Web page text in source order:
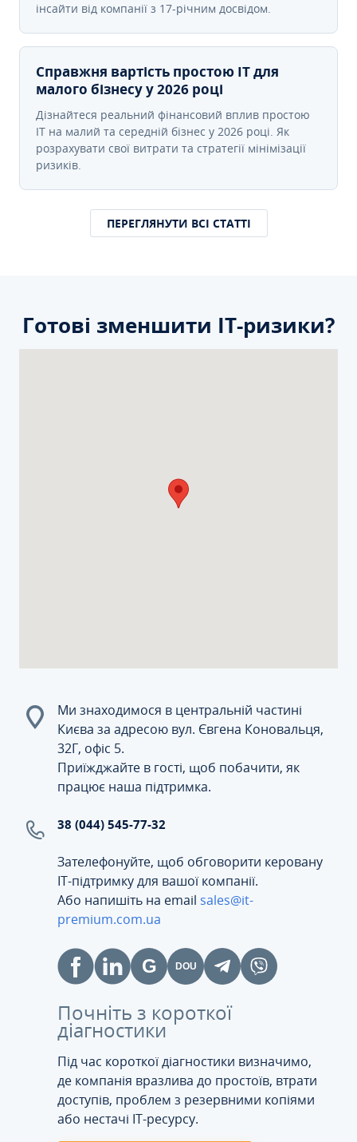
інсайти від компанії з 17-річним досвідом.
Справжня вартість простою IT для
малого бізнесу у 2026 році
Дізнайтеся реальний фінансовий вплив простою
IT на малий та середній бізнес у 2026 році. Як
розрахувати свої витрати та стратегії мінімізації
ризиків.
ПЕРЕГЛЯНУТИ ВСІ СТАТТІ
Готові зменшити ІТ-ризики?
Ми знаходимося в центральній частині
Києва за адресою вул. Євгена Коновальця,
32Г, офіс 5.
Приїжджайте в гості, щоб побачити, як
працює наша підтримка.
38 (044) 545-77-32
Зателефонуйте, щоб обговорити керовану
ІТ-підтримку для вашої компанії.
Або напишіть на email sales@it-
premium.com.ua
Почніть з короткої
діагностики
Під час короткої діагностики визначимо,
де компанія вразлива до простоїв, втрати
доступів, проблем з резервними копіями
або нестачі IT-ресурсу.